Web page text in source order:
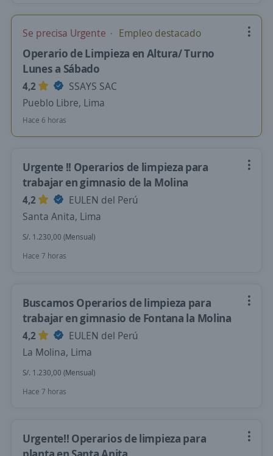
Se precisa Urgente Empleo destacado
Operario de Limpieza en Altura/ Turno
Lunes a Sábado
4,2
SSAYS SAC
Pueblo Libre, Lima
Hace 6 horas
Urgente !! Operarios de limpieza para
trabajar en gimnasio de la Molina
4,2
EULEN del Perú
Santa Anita, Lima
S/. 1.230,00 (Mensual)
Hace 7 horas
Buscamos Operarios de limpieza para
trabajar en gimnasio de Fontana la Molina
4,2
EULEN del Perú
La Molina, Lima
S/. 1.230,00 (Mensual)
Hace 7 horas
Urgente!! Operarios de limpieza para